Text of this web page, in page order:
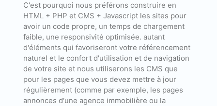
C'est pourquoi nous préférons construire en
HTML + PHP et CMS + Javascript les sites pour
avoir un code propre, un temps de chargement
faible, une responsivité optimisée. autant
d'éléments qui favoriseront votre référencement
naturel et le confort d'utilisation et de navigation
de votre site et nous utiliserons les CMS que
pour les pages que vous devez mettre à jour
régulièrement (comme par exemple, les pages
annonces d'une agence immobilière ou la